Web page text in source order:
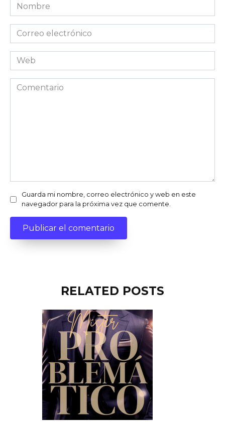
Nombre
Correo
electrónico
Web
Comentario
Guarda mi nombre, correo electrónico y web en este
navegador para la próxima vez que comente.
RELATED POSTS